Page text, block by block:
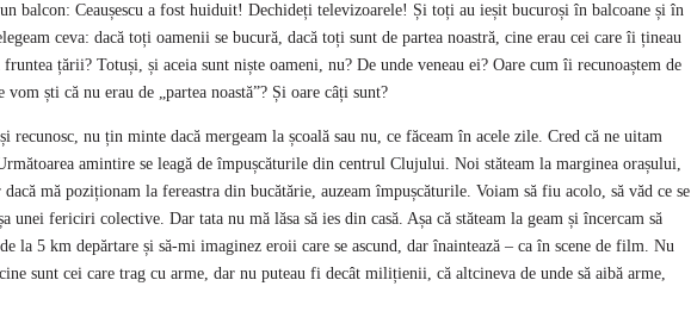
balcon: Ceaușescu a fost huiduit! Dechideți televizoarele! Și toți au ieșit bucuroși în balcoane și în
ceva: dacă toți oamenii se bucură, dacă toți sunt de partea noastră, cine erau cei care îi țineau
fruntea țării? Totuși, și aceia sunt niște oameni, nu? De unde veneau ei? Oare cum îi recunoaștem de
vom ști că nu erau de „partea noastă”? Și oare câți sunt?
recunosc, nu țin minte dacă mergeam la școală sau nu, ce făceam în acele zile. Cred că ne uitam
amintire se leagă de împușcăturile din centrul Clujului. Noi stăteam la marginea orașului,
dacă mă poziționam la fereastra din bucătărie, auzeam împușcăturile. Voiam să fiu acolo, să văd ce se
unei fericiri colective. Dar tata nu mă lăsa să ies din casă. Așa că stăteam la geam și încercam să
la 5 km depărtare și să-mi imaginez eroii care se ascund, dar înaintează – ca în scene de film. Nu
sunt cei care trag cu arme, dar nu puteau fi decât milițienii, că altcineva de unde să aibă arme,